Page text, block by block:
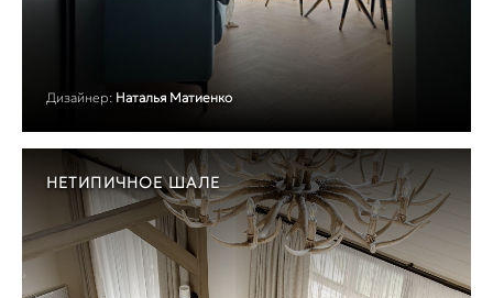
Дизайнер: Наталья Матиенко
НЕТИПИЧНОЕ ШАЛЕ